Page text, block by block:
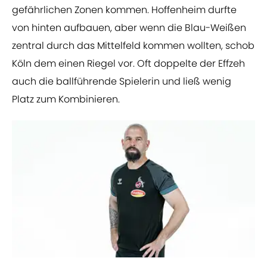
gefährlichen Zonen kommen. Hoffenheim durfte
von hinten aufbauen, aber wenn die Blau-Weißen
zentral durch das Mittelfeld kommen wollten, schob
Köln dem einen Riegel vor. Oft doppelte der Effzeh
auch die ballführende Spielerin und ließ wenig
Platz zum Kombinieren.